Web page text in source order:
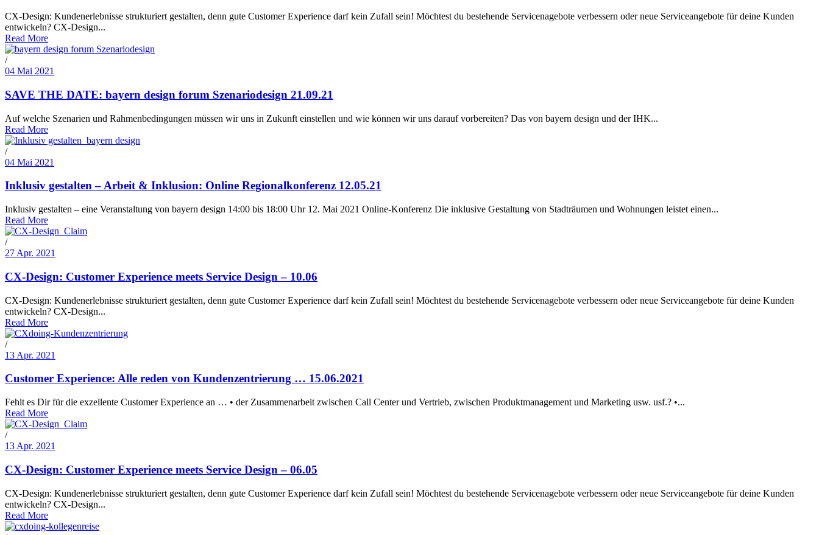
CX-Design: Kundenerlebnisse strukturiert gestalten, denn gute Customer Experience darf kein Zufall sein! Möchtest du bestehende Servicenagebote verbessern oder neue Serviceangebote für deine Kunden
entwickeln? CX-Design...
Read More
/
04 Mai 2021
SAVE THE DATE: bayern design forum Szenariodesign 21.09.21
Auf welche Szenarien und Rahmenbedingungen müssen wir uns in Zukunft einstellen und wie können wir uns darauf vorbereiten? Das von bayern design und der IHK...
Read More
/
04 Mai 2021
Inklusiv gestalten – Arbeit & Inklusion: Online Regionalkonferenz 12.05.21
Inklusiv gestalten – eine Veranstaltung von bayern design 14:00 bis 18:00 Uhr 12. Mai 2021 Online-Konferenz Die inklusive Gestaltung von Stadträumen und Wohnungen leistet einen...
Read More
/
27 Apr. 2021
CX-Design: Customer Experience meets Service Design – 10.06
CX-Design: Kundenerlebnisse strukturiert gestalten, denn gute Customer Experience darf kein Zufall sein! Möchtest du bestehende Servicenagebote verbessern oder neue Serviceangebote für deine Kunden
entwickeln? CX-Design...
Read More
/
13 Apr. 2021
Customer Experience: Alle reden von Kundenzentrierung … 15.06.2021
Fehlt es Dir für die exzellente Customer Experience an … • der Zusammenarbeit zwischen Call Center und Vertrieb, zwischen Produktmanagement und Marketing usw. usf.? •...
Read More
/
13 Apr. 2021
CX-Design: Customer Experience meets Service Design – 06.05
CX-Design: Kundenerlebnisse strukturiert gestalten, denn gute Customer Experience darf kein Zufall sein! Möchtest du bestehende Servicenagebote verbessern oder neue Serviceangebote für deine Kunden
entwickeln? CX-Design...
Read More